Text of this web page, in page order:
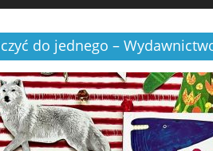
do jednego –